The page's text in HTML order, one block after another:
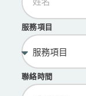
服務項目
聯絡時間